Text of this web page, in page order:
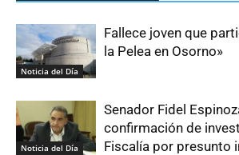
Noticia del Día
Fallece joven que
la Pelea en Osorno»
Noticia del Día
Senador Fidel
confirmación de
Fiscalía por presunto